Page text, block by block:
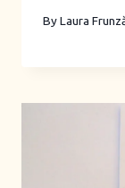
ByLaura